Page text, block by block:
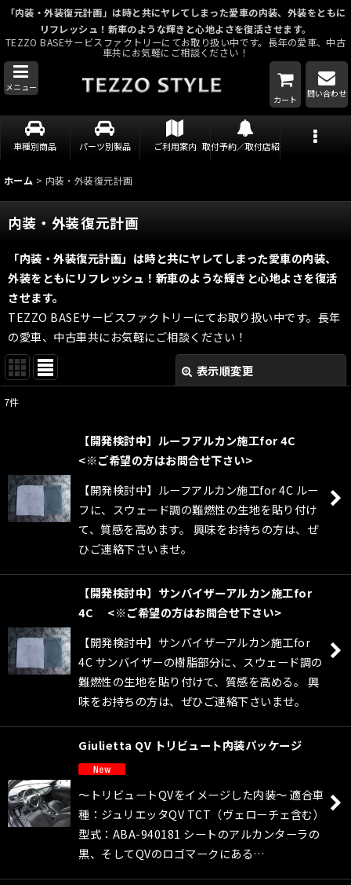
「内装・外装復元計画」は時と共にヤレてしまった愛車の内装、外装をともに
リフレッシュ！新車のような輝きと心地よさを復活させます。
TEZZO BASEサービスファクトリーにてお取り扱い中です。長年の愛車、中古
車共にお気軽にご相談ください！
メニュー
カート
問い合わせ
車種別商品 パーツ別製品 ご利用案内 取付予約／取付店紹介
ホーム > 内装・外装復元計画
内装・外装復元計画
「内装・外装復元計画」は時と共にヤレてしまった愛車の内装、
外装をともにリフレッシュ！新車のような輝きと心地よさを復活
させます。
TEZZO BASEサービスファクトリーにてお取り扱い中です。長年
の愛車、中古車共にお気軽にご相談ください！
表示順変更
絞り込む
7件
【開発検討中】ルーフアルカン施工for 4C
<※ご希望の方はお問合せ下さい>
【開発検討中】ルーフアルカン施工for 4C ルー
フに、スウェード調の難燃性の生地を貼り付け
て、質感を高めます。 興味をお持ちの方は、ぜ
ひご連絡下さいませ。
【開発検討中】サンバイザーアルカン施工for
4C <※ご希望の方はお問合せ下さい>
【開発検討中】サンバイザーアルカン施工for
4C サンバイザーの樹脂部分に、スウェード調の
難燃性の生地を貼り付けて、質感を高める。 興
味をお持ちの方は、ぜひご連絡下さいませ。
Giulietta QV トリビュート内装パッケージ
〜トリビュートQVをイメージした内装〜 適合車
種：ジュリエッタQV TCT（ヴェローチェ含む）
型式：ABA-940181 シートのアルカンターラの
黒、そしてQVのロゴマークにある…